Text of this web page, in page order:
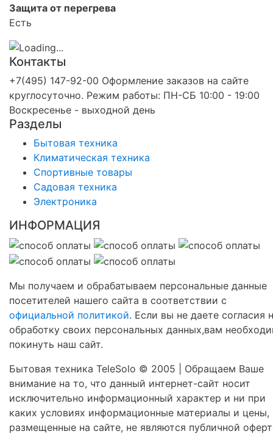
Защита от перегрева
Есть
Контакты
+7(495) 147-92-00 Оформление заказов на сайте
круглосуточно. Режим работы: ПН-СБ 10:00 - 19:00
Воскресенье - выходной день
Разделы
Бытовая техника
Климатическая техника
Спортивные товары
Садовая техника
Электроника
ИНФОРМАЦИЯ
Мы получаем и обрабатываем персональные данные
посетителей нашего сайта в соответствии с
официальной политикой. Если вы не даете согласия
обработку своих персональных данных,вам
покинуть наш сайт.
Бытовая техника TeleSolo © 2005 | Обращаем Ваше
внимание на то, что данный интернет-сайт носит
исключительно информационный характер и ни при
каких условиях информационные материалы и цены,
размещенные на сайте, не являются публичной